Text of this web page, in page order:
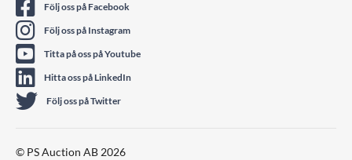
Följ oss på Facebook
Följ oss på Instagram
Titta på oss på Youtube
Hitta oss på LinkedIn
Följ oss på Twitter
© PS Auction AB 2026